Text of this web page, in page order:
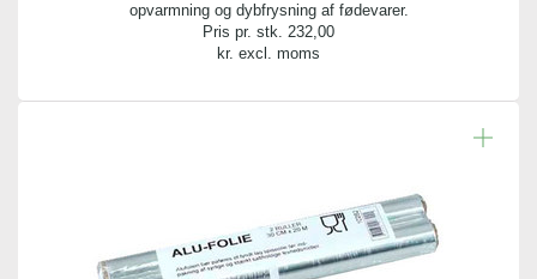
opvarmning og dybfrysning af fødevarer.
Pris pr. stk. 232,00
kr. excl. moms